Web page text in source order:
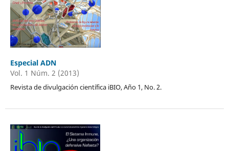
Especial ADN
Vol. 1 Núm. 2 (2013)
Revista de divulgación científica iBIO, Año 1, No. 2.